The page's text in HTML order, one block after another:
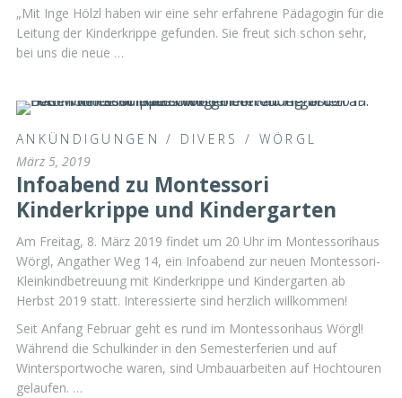
„Mit Inge Hölzl haben wir eine sehr erfahrene Pädagogin für die
Leitung der Kinderkrippe gefunden. Sie freut sich schon sehr,
bei uns die neue …
ANKÜNDIGUNGEN / DIVERS / WÖRGL
März 5, 2019
Infoabend zu Montessori
Kinderkrippe und Kindergarten
Am Freitag, 8. März 2019 findet um 20 Uhr im Montessorihaus
Wörgl, Angather Weg 14, ein Infoabend zur neuen Montessori-
Kleinkindbetreuung mit Kinderkrippe und Kindergarten ab
Herbst 2019 statt. Interessierte sind herzlich willkommen!
Seit Anfang Februar geht es rund im Montessorihaus Wörgl!
Während die Schulkinder in den Semesterferien und auf
Wintersportwoche waren, sind Umbauarbeiten auf Hochtouren
gelaufen. …